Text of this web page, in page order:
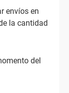
envíos en
la cantidad
del